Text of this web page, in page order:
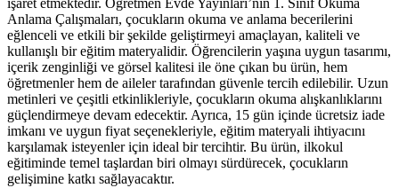
işaret etmektedir. Öğretmen Evde Yayınları’nın 1. Sınıf Okuma
Anlama Çalışmaları, çocukların okuma ve anlama becerilerini
eğlenceli ve etkili bir şekilde geliştirmeyi amaçlayan, kaliteli ve
kullanışlı bir eğitim materyalidir. Öğrencilerin yaşına uygun tasarımı,
içerik zenginliği ve görsel kalitesi ile öne çıkan bu ürün, hem
öğretmenler hem de aileler tarafından güvenle tercih edilebilir. Uzun
metinleri ve çeşitli etkinlikleriyle, çocukların okuma alışkanlıklarını
güçlendirmeye devam edecektir. Ayrıca, 15 gün içinde ücretsiz iade
imkanı ve uygun fiyat seçenekleriyle, eğitim materyali ihtiyacını
karşılamak isteyenler için ideal bir tercihtir. Bu ürün, ilkokul
eğitiminde temel taşlardan biri olmayı sürdürecek, çocukların
gelişimine katkı sağlayacaktır.